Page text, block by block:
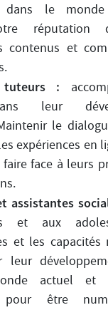
dans le
réputation
contenus et
:
leur
le
expériences en
face à leurs
assistantes
et aux
et les capacités
leur
actuel et
pour être